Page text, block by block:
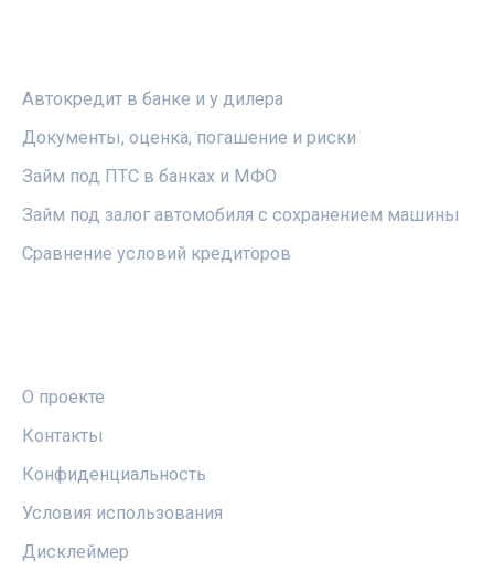
Автокредит в банке и у дилера
Документы, оценка, погашение и риски
Займ под ПТС в банках и МФО
Займ под залог автомобиля с сохранением машины
Сравнение условий кредиторов
О проекте
Контакты
Конфиденциальность
Условия использования
Дисклеймер